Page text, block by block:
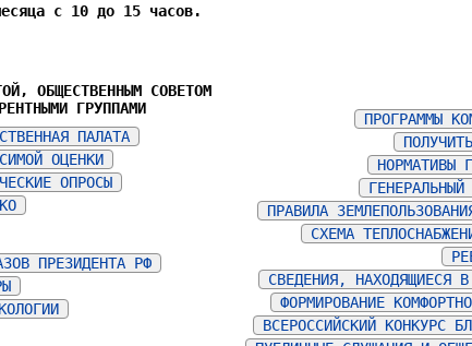
с 10 до 15 часов.
ОБЩЕСТВЕННЫМ СОВЕТОМ
ГРУППАМИ
ПАЛАТА
ОЦЕНКИ
ОПРОСЫ
ПРЕЗИДЕНТА РФ
ПРОГРАММЫ
НОРМАТИВЫ
ПРАВИЛА
СХЕМА
СВЕДЕНИЯ, НАХОДЯЩИЕСЯ
ФОРМИРОВАНИЕ
ВСЕРОССИЙСКИЙ КОНКУРС